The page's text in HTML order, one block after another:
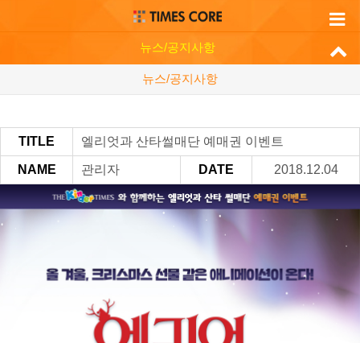
뉴스/공지사항
뉴스/공지사항
TITLE 엘리엇과 산타썰매단 예매권 이벤트
NAME 관리자 DATE 2018.12.04